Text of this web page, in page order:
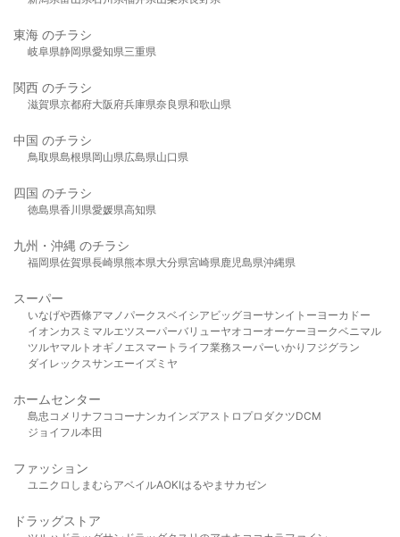
東海 のチラシ
岐阜県静岡県愛知県三重県
関西 のチラシ
滋賀県京都府大阪府兵庫県奈良県和歌山県
中国 のチラシ
鳥取県島根県岡山県広島県山口県
四国 のチラシ
徳島県香川県愛媛県高知県
九州・沖縄 のチラシ
福岡県佐賀県長崎県熊本県大分県宮崎県鹿児島県沖縄県
スーパー
いなげや西條アマノパークスベイシア ビッグヨーサンイトーヨーカドー
イオンカスミ マルエツスーパーバリューヤオコーオーケー ヨークベニマル
ツルヤマルト オギノ エスマート ライフ業務スーパーいかり フジグラン
ダイレックスサンエーイズミヤ
ホームセンター
島忠 コメリ ナフコ コーナンカインズアストロプロダクツDCM
ジョイフル本田
ファッション
ユニクロ しまむら アベイルAOKIはるやま サカゼン
ドラッグストア